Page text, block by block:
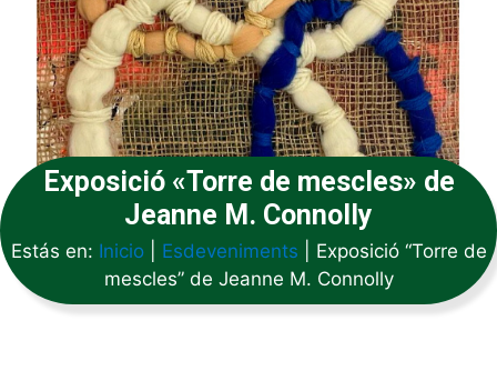
Exposició «Torre de mescles» de
Jeanne M. Connolly
Estás en: Inicio| Esdeveniments
Exposició “Torre de
mescles” de Jeanne M. Connolly